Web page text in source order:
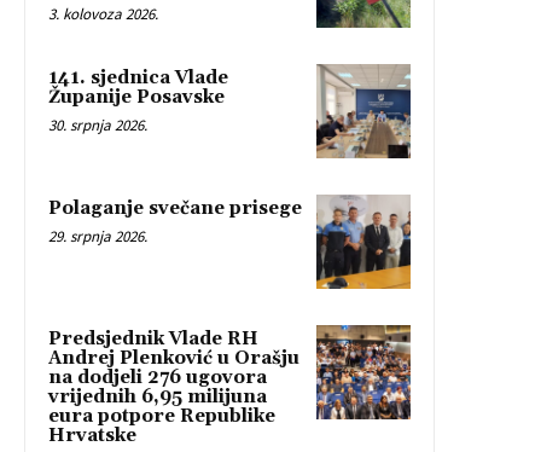
3. kolovoza 2026.
141. sjednica Vlade
Županije Posavske
30. srpnja 2026.
Polaganje svečane prisege
29. srpnja 2026.
Predsjednik Vlade RH
Andrej Plenković u Orašju
na dodjeli 276 ugovora
vrijednih 6,95 milijuna
eura potpore Republike
Hrvatske